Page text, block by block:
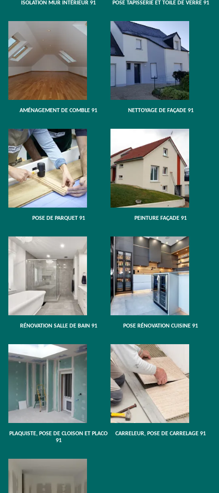
ISOLATION MUR INTÉRIEUR 91 POSE TAPISSERIE ET TOILE DE VERRE 91
AMÉNAGEMENT DE COMBLE 91 NETTOYAGE DE FAÇADE 91
POSE DE PARQUET 91 PEINTURE FAÇADE 91
RÉNOVATION SALLE DE BAIN 91 POSE RÉNOVATION CUISINE 91
PLAQUISTE, POSE DE CLOISON ET PLACO
91
CARRELEUR, POSE DE CARRELAGE 91